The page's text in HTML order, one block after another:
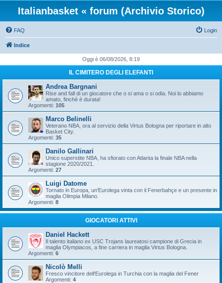
Italianbasket « forum (Archivio Storico)
FAQ Login
Indice
Oggi è 06/08/2026, 8:19
IL CIMITERO DEGLI ELEFANTI
Andrea Bargnani
Rise and fall di un giocatore che o si ama o si odia. Noi lo abbiamo
amato, finchè è durata!
Argomenti: 105
Marco Belinelli
Veterano NBA, ora al servizio della Virtus Bologna per riportare in alto
Basket City.
Argomenti: 35
Danilo Gallinari
Unico superstite NBA, ha sfiorato con Atlanta la finale NBA nella
stagione 2020/2021.
Argomenti: 27
Luigi Datome
Tornato in Europa, un'Eurolega vinta con il Fenerbahçe e un presente in
maglia Olimpia Milano.
Argomenti: 8
GIOCATORI ATTIVI
Daniel Hackett
Il talento italiano ex USC Trojans laureatosi campione di Grecia in
maglia Olympiacos, a fine carriera in maglia Virtus Bologna.
Argomenti: 6
Nicolò Melli
Fresco vincitore dell'Eurolega in Turchia con la maglia del Fener
Argomenti: 4